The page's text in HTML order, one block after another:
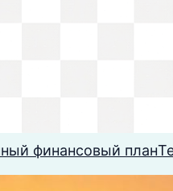
финансовый план